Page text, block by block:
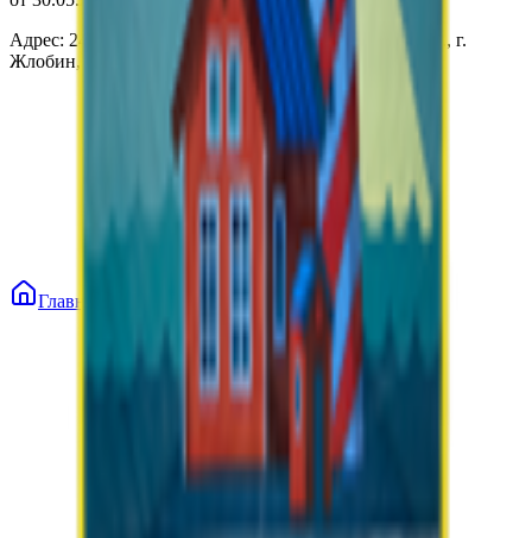
Адрес: 247210, Республика Беларусь, Гомельская обл., г.
Жлобин, ул. Козлова 2-А
Главная